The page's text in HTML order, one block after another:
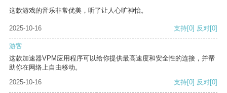
这款游戏的音乐非常优美，听了让人心旷神怡。
2025-10-16 支持[0] 反对[0]
游客
这款加速器VPM应用程序可以给你提供最高速度和安全性的连接，并帮
助你在网络上自由移动。
2025-10-16
支持[0] 反对[0]